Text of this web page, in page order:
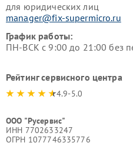
для юридических лиц
manager@fix-supermicro.ru
График работы:
ПН-ВСК с 9:00 до 21:00 без
Рейтинг сервисного центра
4.9-5.0
ООО "Русервис"
ИНН 7702633247
ОГРН 1077746335776